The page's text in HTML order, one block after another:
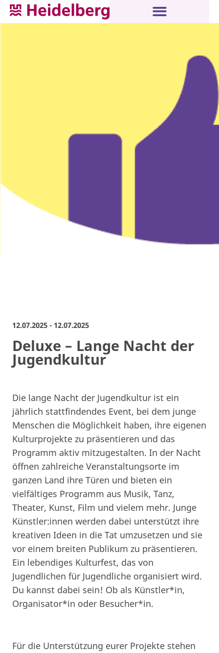
12.07.2025 - 12.07.2025
Deluxe – Lange Nacht der
Jugendkultur
Die lange Nacht der Jugendkultur ist ein
jährlich stattfindendes Event, bei dem junge
Menschen die Möglichkeit haben, ihre eigenen
Kulturprojekte zu präsentieren und das
Programm aktiv mitzugestalten. In der Nacht
öffnen zahlreiche Veranstaltungsorte im
ganzen Land ihre Türen und bieten ein
vielfältiges Programm aus Musik, Tanz,
Theater, Kunst, Film und vielem mehr. Junge
Künstler:innen werden dabei unterstützt ihre
kreativen Ideen in die Tat umzusetzen und sie
vor einem breiten Publikum zu präsentieren.
Ein lebendiges Kulturfest, das von
Jugendlichen für Jugendliche organisiert wird.
Du kannst dabei sein! Ob als Künstler*in,
Organisator*in oder Besucher*in.
Für die Unterstützung eurer Projekte stehen